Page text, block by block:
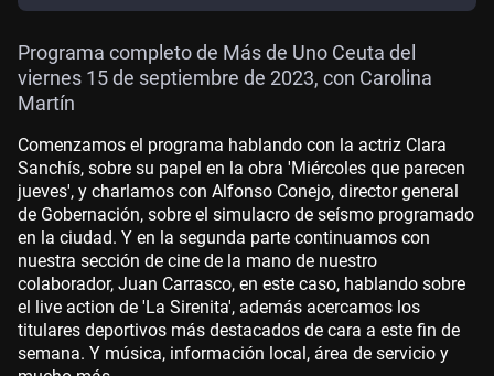
Programa completo de Más de Uno Ceuta del
viernes 15 de septiembre de 2023, con Carolina
Martín
Comenzamos el programa hablando con la actriz Clara
Sanchís, sobre su papel en la obra 'Miércoles que parecen
jueves', y charlamos con Alfonso Conejo, director general
de Gobernación, sobre el simulacro de seísmo programado
en la ciudad. Y en la segunda parte continuamos con
nuestra sección de cine de la mano de nuestro
colaborador, Juan Carrasco, en este caso, hablando sobre
el live action de 'La Sirenita', además acercamos los
titulares deportivos más destacados de cara a este fin de
semana. Y música, información local, área de servicio y